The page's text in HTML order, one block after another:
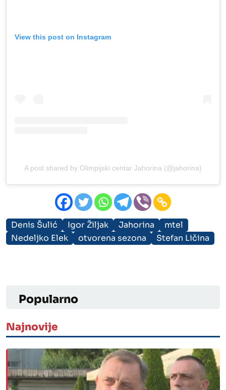
View this post on Instagram
A post shared by Olimpijski centar Jahorina (@jahorina)
Denis Šulić Igor Žiljak Jahorina
mtel
Nedeljko Elek
otvorena sezona Stefan Ličina
Popularno
Najnovije